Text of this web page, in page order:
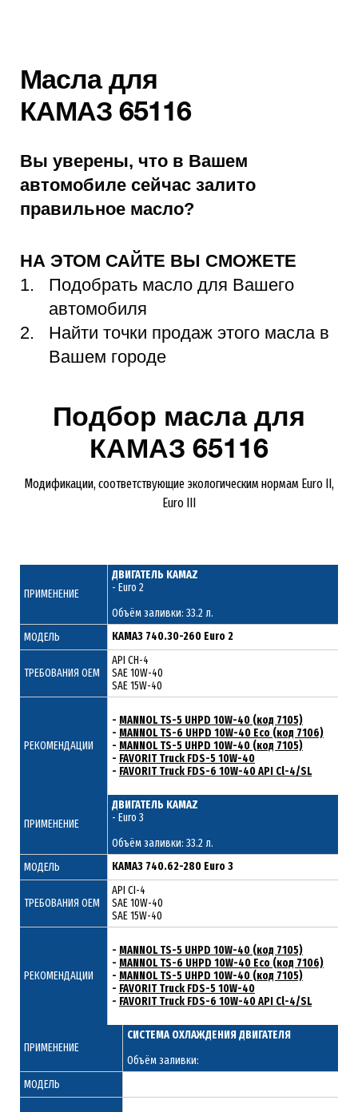
Масла для
КАМАЗ 65116
Вы уверены, что в Вашем
автомобиле сейчас залито
правильное масло?
НА ЭТОМ САЙТЕ ВЫ СМОЖЕТЕ
Подобрать масло для Вашего
автомобиля
Найти точки продаж этого масла в
Вашем городе
Подбор масла для
КАМАЗ 65116
Модификации, соответствующие экологическим нормам Euro II,
Euro III
ПРИМЕНЕНИЕ
ДВИГАТЕЛЬ KAMAZ
- Euro 2
Объём заливки: 33.2 л.
МОДЕЛЬ
КАМАЗ 740.30-260 Euro 2
ТРЕБОВАНИЯ ОЕМ
API CH-4
SAE 10W-40
SAE 15W-40
РЕКОМЕНДАЦИИ
- MANNOL TS-5 UHPD 10W-40 (код 7105)
- MANNOL TS-6 UHPD 10W-40 Eco (код 7106)
- MANNOL TS-5 UHPD 10W-40 (код 7105)
- FAVORIT Truck FDS-5 10W-40
- FAVORIT Truck FDS-6 10W-40 API Cl-4/SL
ПРИМЕНЕНИЕ
ДВИГАТЕЛЬ KAMAZ
- Euro 3
Объём заливки: 33.2 л.
МОДЕЛЬ
КАМАЗ 740.62-280 Euro 3
ТРЕБОВАНИЯ ОЕМ
API CI-4
SAE 10W-40
SAE 15W-40
РЕКОМЕНДАЦИИ
- MANNOL TS-5 UHPD 10W-40 (код 7105)
- MANNOL TS-6 UHPD 10W-40 Eco (код 7106)
- MANNOL TS-5 UHPD 10W-40 (код 7105)
- FAVORIT Truck FDS-5 10W-40
- FAVORIT Truck FDS-6 10W-40 API Cl-4/SL
ПРИМЕНЕНИЕ
СИСТЕМА ОХЛАЖДЕНИЯ ДВИГАТЕЛЯ
Объём заливки:
МОДЕЛЬ